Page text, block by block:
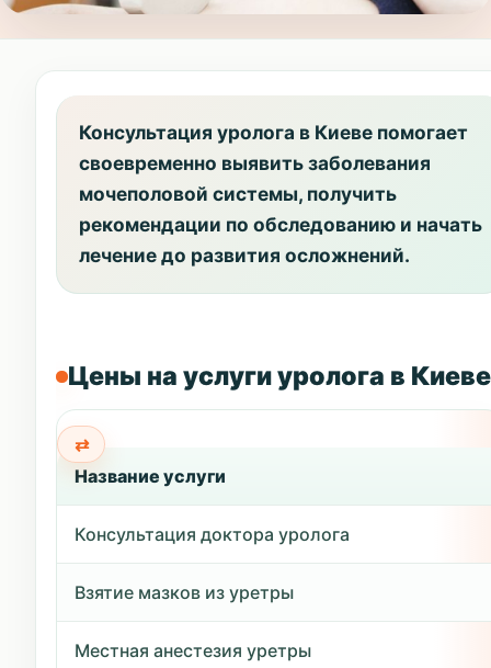
Консультация уролога в Киеве помогает
своевременно выявить заболевания
мочеполовой системы, получить
рекомендации по обследованию и начать
лечение до развития осложнений.
Цены на услуги уролога в Киеве
Название услуги
Консультация доктора уролога
Взятие мазков из уретры
Местная анестезия уретры